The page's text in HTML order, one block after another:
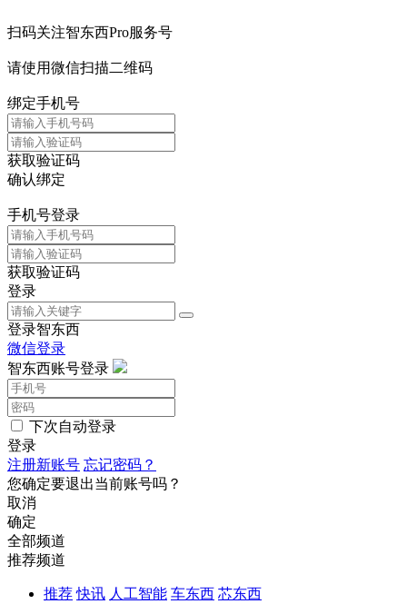
扫码关注智东西Pro服务号
请使用微信扫描二维码
绑定手机号
获取验证码
确认绑定
手机号登录
获取验证码
登录
登录智东西
微信登录
智东西账号登录
下次自动登录
登录
注册新账号 忘记密码？
您确定要退出当前账号吗？
取消
确定
全部频道
推荐频道
推荐 快讯 人工智能 车东西 芯东西